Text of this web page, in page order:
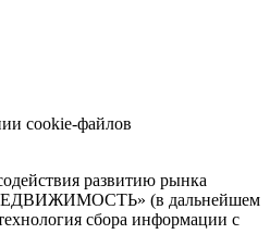
cookie-файлов
развитию рынка
(в дальнейшем
сбора информации с